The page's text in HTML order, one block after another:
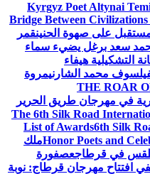
Kyrgyz Poet Altynai
Bridge Between
على صهوة الحنينقمر
محمد سعد برغل يضيء سماء
التشكيلية هيفاء
محمد الشارنيمروة
THE ROAR
في مهرجان طريق الحرير
The 6th Silk Road
List of Awards6th Silk
Honor Poets andملك
في قرطاجعصفورة
في افتتاح مهرجان قرطاج: نوبة